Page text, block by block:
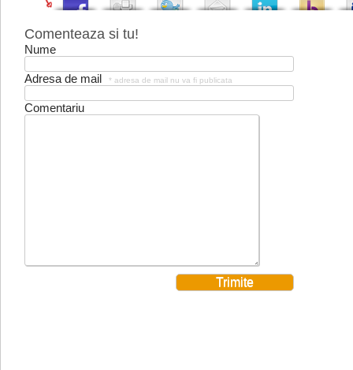
Comenteaza si tu!
Nume
Adresa de mail * adresa de mail nu va fi publicata
Comentariu